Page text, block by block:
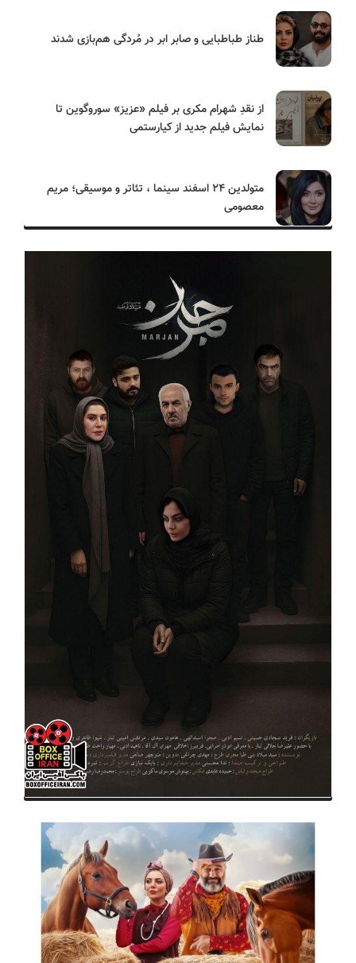
طناز طباطبایی و صابر ابر در مُردگی هم‌بازی شدند
از نقدِ شهرام مکری بر فیلم «عزیز» سوروگوین تا
نمایش فیلم جدید از کیارستمی
متولدین ۲۴ اسفند سینما ، تئاتر و موسیقی؛ مریم
معصومی